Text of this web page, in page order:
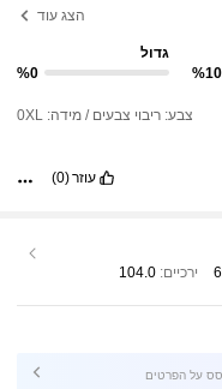
הצג עוד
גדול
%0
צבע: ריבוי צבעים / מידה: 0XL
עוזר(0)
ירכיים: 104.0
על הפרטים